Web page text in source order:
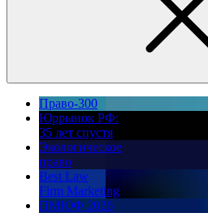
Право-300
Юррынок РФ:
35 лет спустя
Экологическое
право
Best Law
Firm Marketing
ПМЮФ 2026